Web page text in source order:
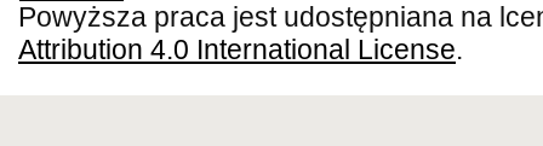
Powyższa praca jest udostępniana na
Attribution 4.0 International License.